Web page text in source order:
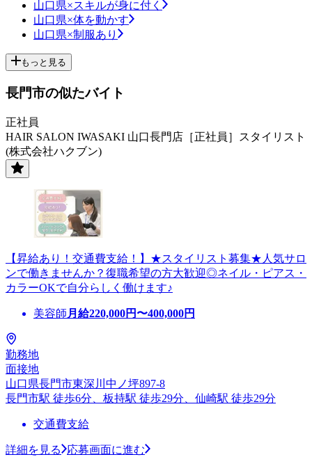
山口県×スキルが身に付く
山口県×体を動かす
山口県×制服あり
もっと見る
長門市の似たバイト
正社員
HAIR SALON IWASAKI 山口長門店［正社員］スタイリスト
(株式会社ハクブン)
【昇給あり！交通費支給！】★スタイリスト募集★人気サロ
ンで働きませんか？復職希望の方大歓迎◎ネイル・ピアス・
カラーOKで自分らしく働けます♪
美容師 月給220,000円〜400,000円
勤務地
面接地
山口県長門市東深川中ノ坪897-8
長門市駅 徒歩6分、板持駅 徒歩29分、仙崎駅 徒歩29分
交通費支給
詳細を見る
応募画面に進む